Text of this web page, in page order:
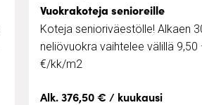
Vuokrakoteja senioreille
Koteja senioriväestölle! Alkaen
neliövuokra vaihtelee välillä 9,50
€/kk/m2
Alk. 376,50 € / kuukausi